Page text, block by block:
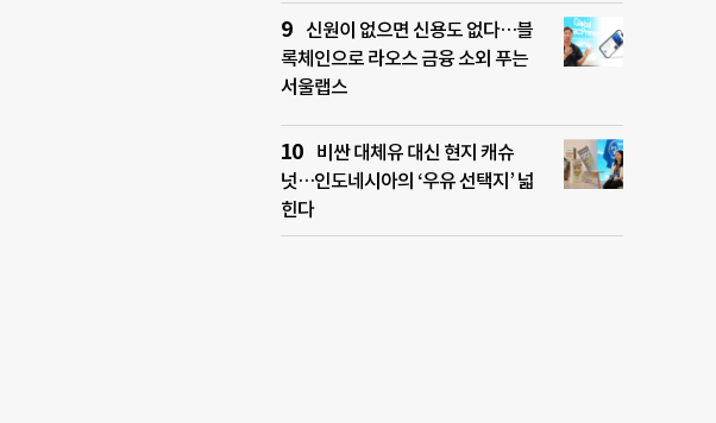
신원이 없으면 신용도 없다…블
록체인으로 라오스 금융 소외 푸는
서울랩스
비싼 대체유 대신 현지 캐슈
넛…인도네시아의 ‘우유 선택지’ 넓
힌다